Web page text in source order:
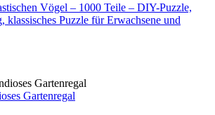
Vögel – 1000 Teile – DIY-Puzzle,
klassisches Puzzle für Erwachsene und
Gartenregal